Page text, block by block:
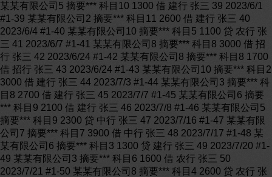
某某有限公司5 摘要*** 科目10 1300 借 建行 张三 39 2023/6/1
#1-39 某某有限公司2 摘要*** 科目11 2600 借 建行 张三 40
2023/6/4 #1-40 某某有限公司10 摘要*** 科目5 1100 贷 农行 张
三 41 2023/6/7 #1-41 某某有限公司8 摘要*** 科目8 3000 借 招
行 张三 42 2023/6/24 #1-42 某某有限公司8 摘要*** 科目8 1700
借 招行 张三 43 2023/6/24 #1-43 某某有限公司10 摘要*** 科目2
3000 借 建行 张三 44 2023/7/3 #1-44 某某有限公司3 摘要*** 科
目8 2700 借 建行 张三 45 2023/7/7 #1-45 某某有限公司6 摘要
*** 科目9 2100 借 建行 张三 46 2023/7/8 #1-46 某某有限公司5
摘要*** 科目9 2300 贷 中行 张三 47 2023/7/16 #1-47 某某有限
公司7 摘要*** 科目7 3900 借 中行 张三 48 2023/7/17 #1-48 某
某有限公司6 摘要*** 科目3 1300 贷 建行 张三 49 2023/7/20 #1-
49 某某有限公司3 摘要*** 科目6 1600 借 农行 张三 50
2023/7/21 #1-50 某某有限公司8 摘要*** 科目4 2600 贷 农行 张